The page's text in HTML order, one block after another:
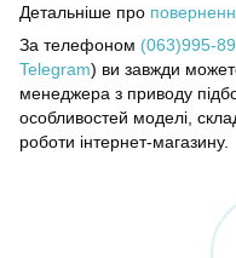
Детальніше про
За телефоном (063)995-
Telegram) ви завжди
менеджера з приводу
особливостей моделі,
роботи інтернет-магазину.